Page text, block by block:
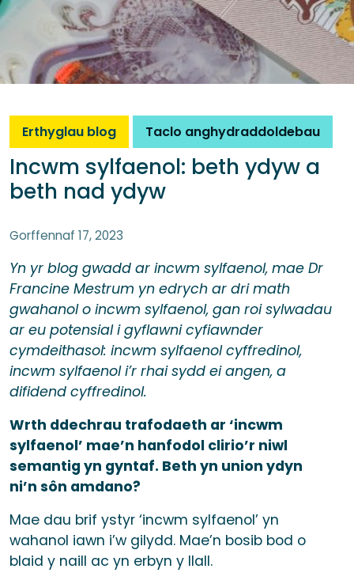
Erthyglau blog Taclo anghydraddoldebau
Incwm sylfaenol: beth ydyw a
beth nad ydyw
Gorffennaf 17, 2023
Yn yr blog gwadd ar incwm sylfaenol, mae Dr
Francine Mestrum yn edrych ar dri math
gwahanol o incwm sylfaenol, gan roi sylwadau
ar eu potensial i gyflawni cyfiawnder
cymdeithasol: incwm sylfaenol cyffredinol,
incwm sylfaenol i’r rhai sydd ei angen, a
difidend cyffredinol.
Wrth ddechrau trafodaeth ar ‘incwm
sylfaenol’ mae’n hanfodol clirio’r niwl
semantig yn gyntaf. Beth yn union ydyn
ni’n sôn amdano?
Mae dau brif ystyr ‘incwm sylfaenol’ yn
wahanol iawn i’w gilydd. Mae’n bosib bod o
blaid y naill ac yn erbyn y llall.